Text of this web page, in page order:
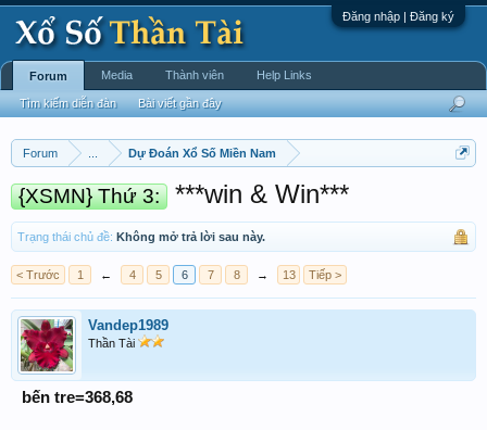
Đăng nhập | Đăng ký
Forum Dự Đoán Xổ Số Miền Nam
{XSMN} Thứ 3: ***win & Win***
Trạng thái chủ đề: Không mở trả lời sau này.
< Trước 1 ← 4 5 6 7 8 → 13 Tiếp >
Vandep1989
Thần Tài
bến tre=368,68
Forum
Tìm kiếm diễn đàn Bài viết gần đây
Media Thành viên Help Links